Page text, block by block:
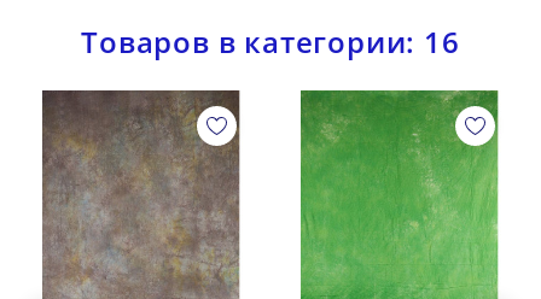
Товаров в категории: 16